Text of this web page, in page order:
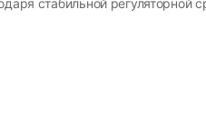
стабильной